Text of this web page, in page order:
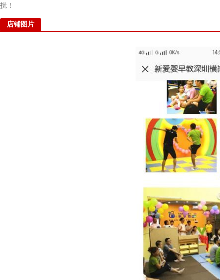
扰！
店铺图片